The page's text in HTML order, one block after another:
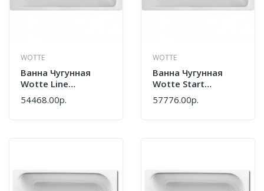
WOTTE
Ванна Чугунная
Wotte Line
1600х700х392 БП-
Э00д1466
54468.00р.
WOTTE
Ванна Чугунная
Wotte Start
1600х750х458 БП-
Э0001106
57776.00р.